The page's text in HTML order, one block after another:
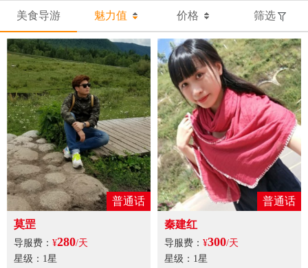
美食导游 魅力值 价格 筛选
普通话
莫罡
导服费： ¥280/天
星级：1星
普通话
秦建红
导服费： ¥300/天
星级：1星